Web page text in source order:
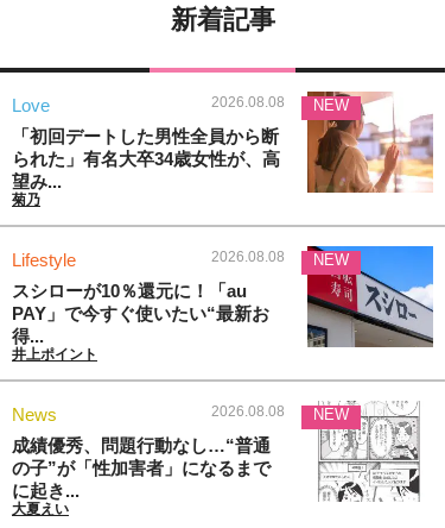
新着記事
Love 2026.08.08
「初回デートした男性全員から断
られた」有名大卒34歳女性が、高
望み...
菊乃
NEW
Lifestyle 2026.08.08
スシローが10％還元に！「au
PAY」で今すぐ使いたい“最新お
得...
井上ポイント
NEW
News 2026.08.08
成績優秀、問題行動なし…“普通
の子”が「性加害者」になるまで
に起き...
大夏えい
NEW